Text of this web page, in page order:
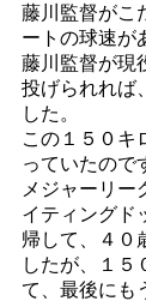
藤川監督がこ
ートの球速が
藤川監督が現
投げられれば
した。
この１５０キ
っていたので
メジャーリー
イティングド
帰して、４０
したが、１５
て、最後にも